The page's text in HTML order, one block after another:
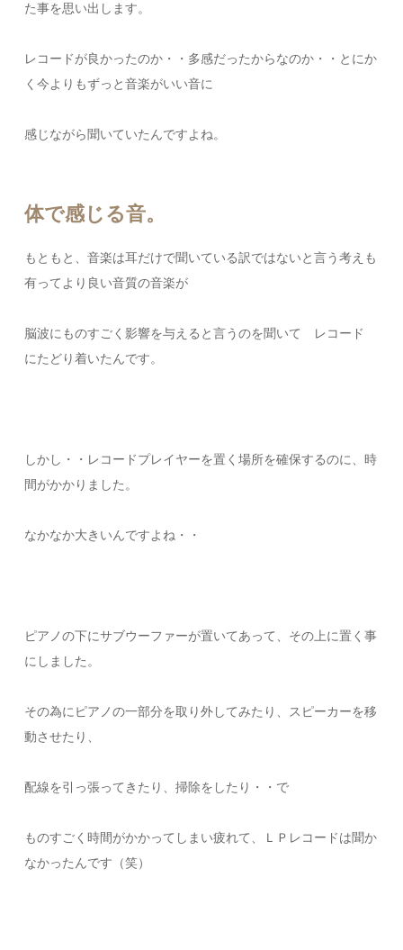
た事を思い出します。
レコードが良かったのか・・多感だったからなのか・・とにか
く今よりもずっと音楽がいい音に
感じながら聞いていたんですよね。
体で感じる音。
もともと、音楽は耳だけで聞いている訳ではないと言う考えも
有ってより良い音質の音楽が
脳波にものすごく影響を与えると言うのを聞いて レコード
にたどり着いたんです。
しかし・・レコードプレイヤーを置く場所を確保するのに、時
間がかかりました。
なかなか大きいんですよね・・
ピアノの下にサブウーファーが置いてあって、その上に置く事
にしました。
その為にピアノの一部分を取り外してみたり、スピーカーを移
動させたり、
配線を引っ張ってきたり、掃除をしたり・・で
ものすごく時間がかかってしまい疲れて、ＬＰレコードは聞か
なかったんです（笑）